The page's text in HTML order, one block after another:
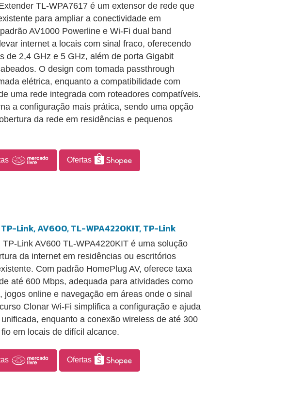
TL-WPA7617 é um extensor de rede que
para ampliar a conectividade em
AV1000 Powerline e Wi-Fi dual band
internet a locais com sinal fraco, oferecendo
de 2,4 GHz e 5 GHz, além de porta Gigabit
O design com tomada passthrough
elétrica, enquanto a compatibilidade com
uma rede integrada com roteadores compatíveis.
a configuração mais prática, sendo uma opção
da rede em residências e pequenos
Ofertas
Link, AV600, TL-WPA4220KIT, TP-Link
Link AV600 TL-WPA4220KIT é uma solução
da internet em residências ou escritórios
Com padrão HomePlug AV, oferece taxa
até 600 Mbps, adequada para atividades como
online e navegação em áreas onde o sinal
Clonar Wi-Fi simplifica a configuração e ajuda
enquanto a conexão wireless de até 300
em locais de difícil alcance.
Ofertas